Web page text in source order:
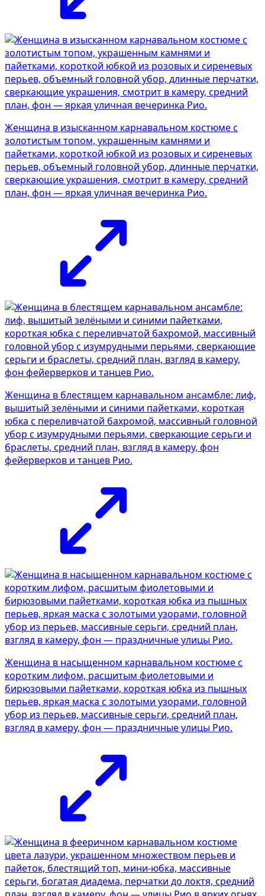
Женщина в изысканном карнавальном костюме с
золотистым топом, украшенным камнями и
пайетками, короткой юбкой из розовых и сиреневых
перьев, объемный головной убор, длинные перчатки,
сверкающие украшения, смотрит в камеру, средний
план, фон — яркая уличная вечеринка Рио.
Женщина в блестящем карнавальном ансамбле: лиф,
вышитый зелёными и синими пайетками, короткая
юбка с переливчатой бахромой, массивный головной
убор с изумрудными перьями, сверкающие серьги и
браслеты, средний план, взгляд в камеру, фон
фейерверков и танцев Рио.
Женщина в насыщенном карнавальном костюме с
коротким лифом, расшитым фиолетовыми и
бирюзовыми пайетками, короткая юбка из пышных
перьев, яркая маска с золотыми узорами, головной
убор из перьев, массивные серьги, средний план,
взгляд в камеру, фон — праздничные улицы Рио.